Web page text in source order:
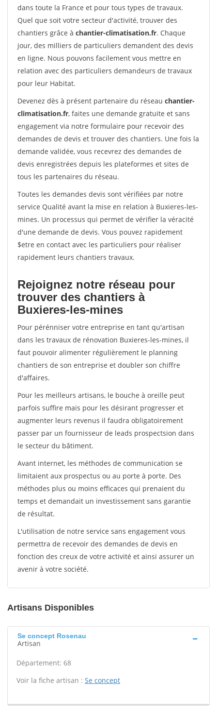
dans toute la France et pour tous types de travaux.
Quel que soit votre secteur d'activité, trouver des
chantiers grâce à chantier-climatisation.fr. Chaque
jour, des milliers de particuliers demandent des devis
en ligne. Nous pouvons facilement vous mettre en
relation avec des particuliers demandeurs de travaux
pour leur Habitat.
Devenez dès à présent partenaire du réseau chantier-
climatisation.fr, faites une demande gratuite et sans
engagement via notre formulaire pour recevoir des
demandes de devis et trouver des chantiers. Une fois la
demande validée, vous recevrez des demandes de
devis enregistrées depuis les plateformes et sites de
tous les partenaires du réseau.
Toutes les demandes devis sont vérifiées par notre
service Qualité avant la mise en relation à Buxieres-les-
mines. Un processus qui permet de vérifier la véracité
d'une demande de devis. Vous pouvez rapidement
$etre en contact avec les particuliers pour réaliser
rapidement leurs chantiers travaux.
Rejoignez notre réseau pour
trouver des chantiers à
Buxieres-les-mines
Pour pérénniser votre entreprise en tant qu'artisan
dans les travaux de rénovation Buxieres-les-mines, il
faut pouvoir alimenter régulièrement le planning
chantiers de son entreprise et doubler son chiffre
d'affaires.
Pour les meilleurs artisans, le bouche à oreille peut
parfois suffire mais pour les désirant progresser et
augmenter leurs revenus il faudra obligatoirement
passer par un fournisseur de leads prospectsion dans
le secteur du bâtiment.
Avant internet, les méthodes de communication se
limitaient aux prospectus ou au porte à porte. Des
méthodes plus ou moins efficaces qui prenaient du
temps et demandait un investissement sans garantie
de résultat.
L'utilisation de notre service sans engagement vous
permettra de recevoir des demandes de devis en
fonction des creux de votre activité et ainsi assurer un
avenir à votre société.
Artisans Disponibles
Se concept Rosenau
Artisan
Département: 68
Voir la fiche artisan : Se concept